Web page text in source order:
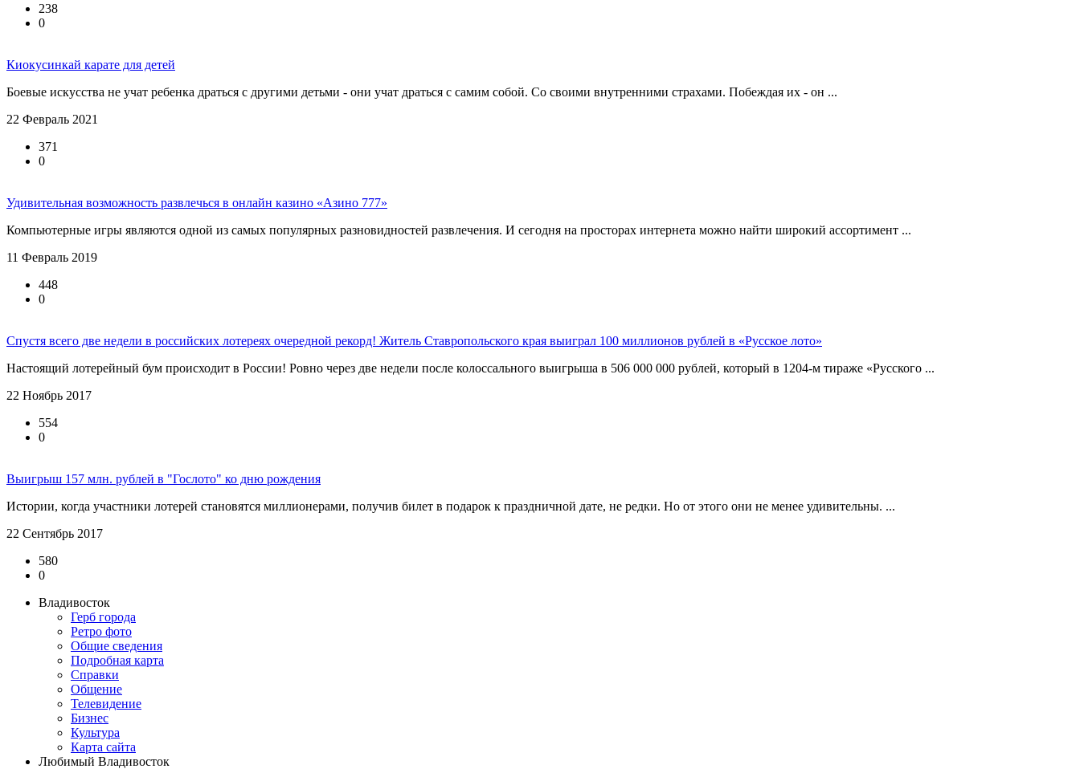
238
0
Киокусинкай карате для детей
Боевые искусства не учат ребенка драться с другими детьми - они учат драться с самим собой. Со своими внутренними страхами. Побеждая их - он ...
22 Февраль 2021
371
0
Удивительная возможность развлечься в онлайн казино «Азино 777»
Компьютерные игры являются одной из самых популярных разновидностей развлечения. И сегодня на просторах интернета можно найти широкий ассортимент ...
11 Февраль 2019
448
0
Спустя всего две недели в российских лотереях очередной рекорд! Житель Ставропольского края выиграл 100 миллионов рублей в «Русское лото»
Настоящий лотерейный бум происходит в России! Ровно через две недели после колоссального выигрыша в 506 000 000 рублей, который в 1204-м тираже «Русского ...
22 Ноябрь 2017
554
0
Выигрыш 157 млн. рублей в "Гослото" ко дню рождения
Истории, когда участники лотерей становятся миллионерами, получив билет в подарок к праздничной дате, не редки. Но от этого они не менее удивительны. ...
22 Сентябрь 2017
580
0
Владивосток
Герб города
Ретро фото
Общие сведения
Подробная карта
Справки
Общение
Телевидение
Бизнеc
Культура
Карта сайта
Любимый Владивосток